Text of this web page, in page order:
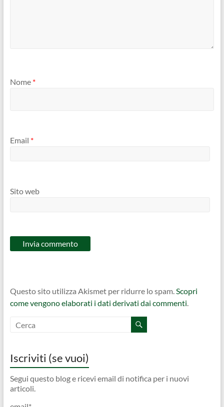
Nome *
Email *
Sito web
Questo sito utilizza Akismet per ridurre lo spam.Scopri
come vengono elaborati i dati derivati dai commenti.
Iscriviti (se vuoi)
Segui questo blog e ricevi email di notifica per i nuovi
articoli.